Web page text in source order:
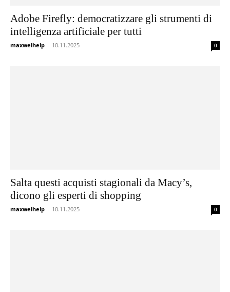
Adobe Firefly: democratizzare gli strumenti di
intelligenza artificiale per tutti
maxwelhelp - 10.11.2025 0
Salta questi acquisti stagionali da Macy’s,
dicono gli esperti di shopping
maxwelhelp - 10.11.2025 0